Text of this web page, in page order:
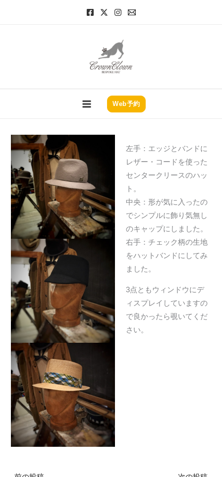
Web予約
Brand New Hat Blocks 3
ホーム News
Brand New Hat Blocks 3
新学期も始まったところで夏休みの宿題も最終回
新しい木型を使った帽子のご紹介です。
左手：エッジとバンドに
レザー・コードを使った
センタークリースのハッ
ト。
中央：形が気に入ったの
でシンプルに飾り気無し
のキャップにしました。
右手：チェック柄の生地
をハットバンドにしてみ
ました。
3点ともウィンドウにデ
ィスプレイしていますの
で良かったら覗いてくだ
さい。